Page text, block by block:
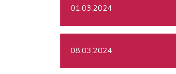
01.03.2024
08.03.2024